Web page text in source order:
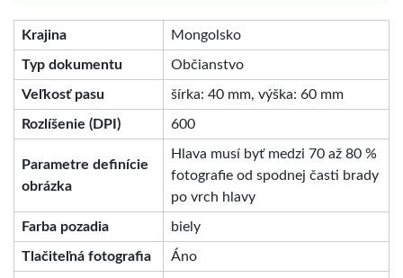
Krajina Mongolsko
Typ dokumentu Občianstvo
Veľkosť pasu šírka: 40 mm, výška: 60 mm
Rozlíšenie (DPI) 600
Parametre definície
obrázka
Hlava musí byť medzi 70 až 80 %
fotografie od spodnej časti brady
po vrch hlavy
Farba pozadia biely
Tlačiteľná fotografia Áno